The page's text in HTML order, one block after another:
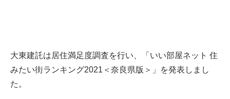
大東建託は居住満足度調査を行い、「いい部屋ネット 住
みたい街ランキング2021＜奈良県版＞」を発表しまし
た。